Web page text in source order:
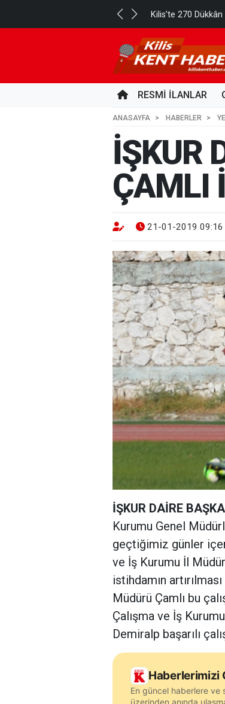
Kurban Bayramı
RESMİ İLANLAR
ANASAYFA HABERLER
İŞKUR
ÇAMLI
21-01-2019 09:16
İŞKUR DAİRE
Kurumu Genel
geçtiğimiz günler
ve İş Kurumu İl
istihdamın
Müdürü Çamlı bu
Çalışma ve İş
Demiralp başarılı
Haberlerimizi
En güncel haberlere ve
üzerinden anında